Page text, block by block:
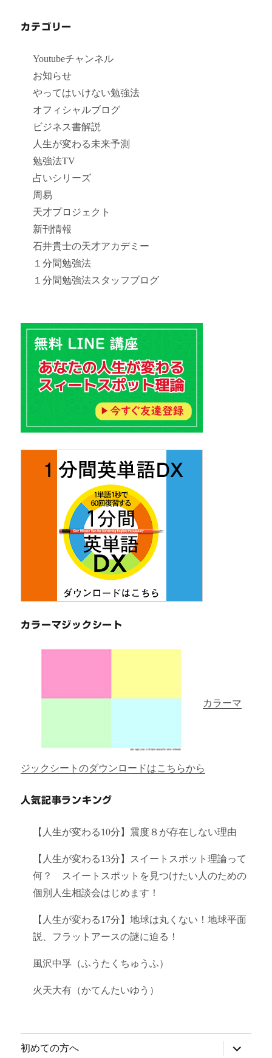
カテゴリー
Youtubeチャンネル
お知らせ
やってはいけない勉強法
オフィシャルブログ
ビジネス書解説
人生が変わる未来予測
勉強法TV
占いシリーズ
周易
天才プロジェクト
新刊情報
石井貴士の天才アカデミー
１分間勉強法
１分間勉強法スタッフブログ
カラーマジックシート
カラーマ
ジックシートのダウンロードはこちらから
人気記事ランキング
【人生が変わる10分】震度８が存在しない理由
【人生が変わる13分】スイートスポット理論って
何？ スイートスポットを見つけたい人のための
個別人生相談会はじめます！
【人生が変わる17分】地球は丸くない！地球平面
説、フラットアースの謎に迫る！
風沢中孚（ふうたくちゅうふ）
火天大有（かてんたいゆう）
初めての方へ
ブ